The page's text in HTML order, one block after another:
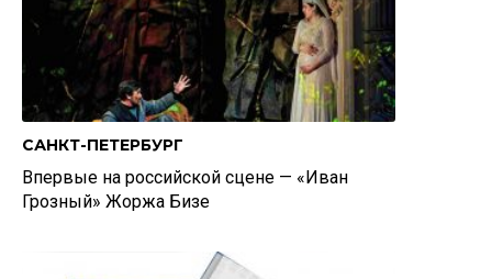
САНКТ-ПЕТЕРБУРГ
Впервые на российской сцене — «Иван
Грозный» Жоржа Бизе